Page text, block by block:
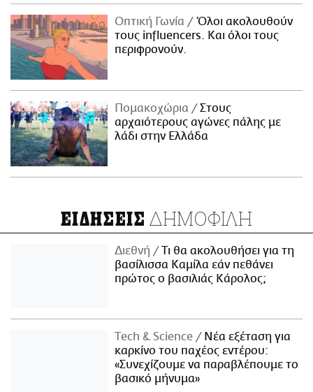
Οπτική Γωνία
Όλοι ακολουθούν
τους influencers. Και όλοι τους
περιφρονούν.
Πομακοχώρια
Στους
αρχαιότερους αγώνες πάλης με
λάδι στην Ελλάδα
ΕΙΔΗΣΕΙΣ ΔΗΜΟΦΙΛΗ
Διεθνή
Τι θα ακολουθήσει για τη
βασίλισσα Καμίλα εάν πεθάνει
πρώτος ο βασιλιάς Κάρολος;
Τech & Science
Νέα εξέταση για
καρκίνο του παχέος εντέρου:
«Συνεχίζουμε να παραβλέπουμε το
βασικό μήνυμα»